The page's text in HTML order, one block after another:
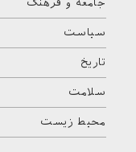
جامعه و فرهنگ
سیاست
تاریخ
سلامت
محیط زیست